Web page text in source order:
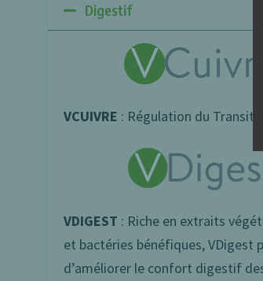
Digestif
VCUIVRE : Régulation du Transit
VDIGEST : Riche en extraits
et bactéries bénéfiques, VDigest
d’améliorer le confort digestif